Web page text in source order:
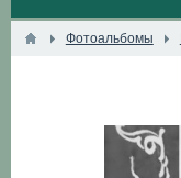
Фотоальбомы